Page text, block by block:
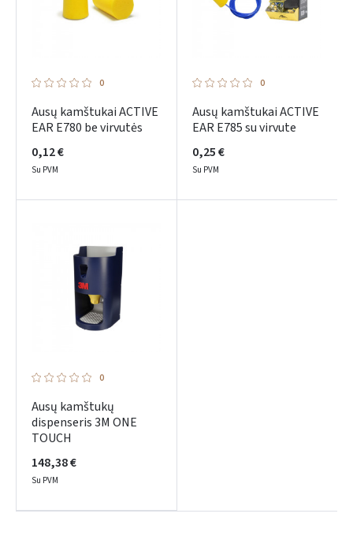
0
Ausų kamštukai ACTIVE
EAR E780 be virvutės
0,12 €
Su PVM
0
Ausų kamštukai ACTIVE
EAR E785 su virvute
0,25 €
Su PVM
0
Ausų kamštukų
dispenseris 3M ONE
TOUCH
148,38 €
Su PVM
Dar neturite paskyros? Registruokites